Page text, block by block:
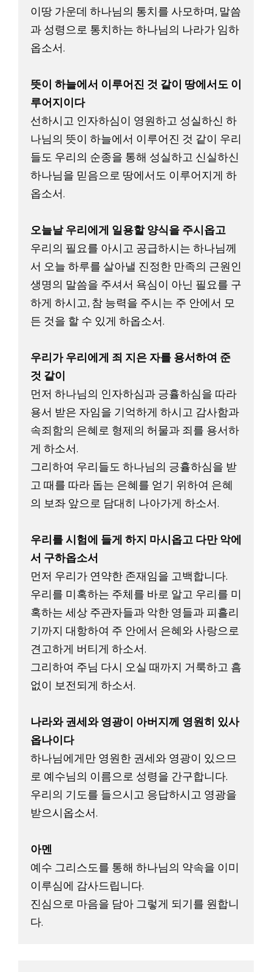
이땅 가운데 하나님의 통치를 사모하며, 말씀
과 성령으로 통치하는 하나님의 나라가 임하
옵소서.
뜻이 하늘에서 이루어진 것 같이 땅에서도 이
루어지이다
선하시고 인자하심이 영원하고 성실하신 하
나님의 뜻이 하늘에서 이루어진 것 같이 우리
들도 우리의 순종을 통해 성실하고 신실하신
하나님을 믿음으로 땅에서도 이루어지게 하
옵소서.
오늘날 우리에게 일용할 양식을 주시옵고
우리의 필요를 아시고 공급하시는 하나님께
서 오늘 하루를 살아낼 진정한 만족의 근원인
생명의 말씀을 주셔서 욕심이 아닌 필요를 구
하게 하시고, 참 능력을 주시는 주 안에서 모
든 것을 할 수 있게 하옵소서.
우리가 우리에게 죄 지은 자를 용서하여 준
것 같이
먼저 하나님의 인자하심과 긍휼하심을 따라
용서 받은 자임을 기억하게 하시고 감사함과
속죄함의 은혜로 형제의 허물과 죄를 용서하
게 하소서.
그리하여 우리들도 하나님의 긍휼하심을 받
고 때를 따라 돕는 은혜를 얻기 위하여 은혜
의 보좌 앞으로 담대히 나아가게 하소서.
우리를 시험에 들게 하지 마시옵고 다만 악에
서 구하옵소서
먼저 우리가 연약한 존재임을 고백합니다.
우리를 미혹하는 주체를 바로 알고 우리를 미
혹하는 세상 주관자들과 악한 영들과 피흘리
기까지 대항하여 주 안에서 은혜와 사랑으로
견고하게 버티게 하소서.
그리하여 주님 다시 오실 때까지 거룩하고 흠
없이 보전되게 하소서.
나라와 권세와 영광이 아버지께 영원히 있사
옵나이다
하나님에게만 영원한 권세와 영광이 있으므
로 예수님의 이름으로 성령을 간구합니다.
우리의 기도를 들으시고 응답하시고 영광을
받으시옵소서.
아멘
예수 그리스도를 통해 하나님의 약속을 이미
이루심에 감사드립니다.
진심으로 마음을 담아 그렇게 되기를 원합니
다.